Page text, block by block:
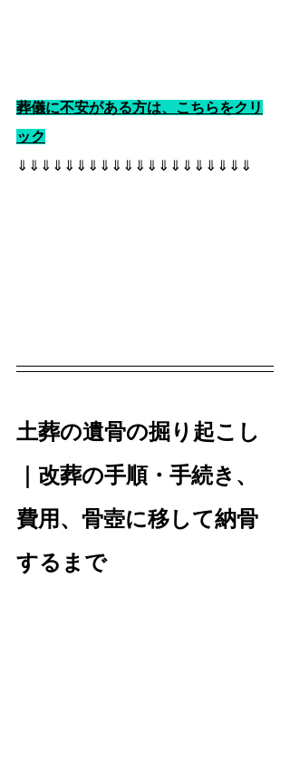
葬儀に不安がある方は、こちらをクリ
ック
⇓⇓⇓⇓⇓⇓⇓⇓⇓⇓⇓⇓⇓⇓⇓⇓⇓⇓⇓⇓
土葬の遺骨の掘り起こし
｜改葬の手順・手続き、
費用、骨壺に移して納骨
するまで